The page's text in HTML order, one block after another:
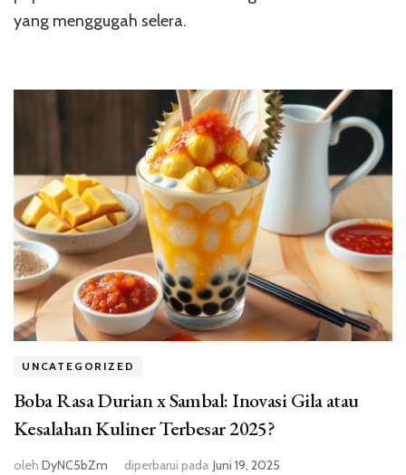
yang menggugah selera.
UNCATEGORIZED
Boba Rasa Durian x Sambal: Inovasi Gila atau
Kesalahan Kuliner Terbesar 2025?
oleh DyNC5bZm diperbarui pada Juni 19, 2025